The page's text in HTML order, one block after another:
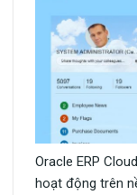
Oracle ERP
hoạt động trên